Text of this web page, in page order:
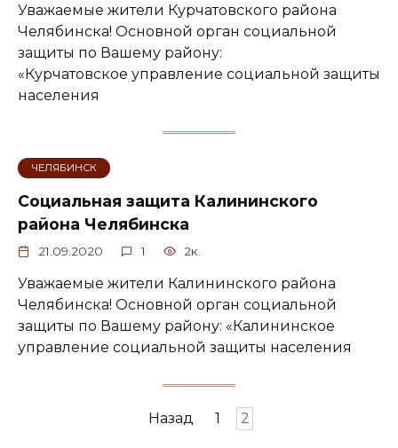
Уважаемые жители Курчатовского района
Челябинска! Основной орган социальной
защиты по Вашему району:
«Курчатовское управление социальной защиты
населения
ЧЕЛЯБИНСК
Социальная защита Калининского
района Челябинска
21.09.2020 1 2к.
Уважаемые жители Калининского района
Челябинска! Основной орган социальной
защиты по Вашему району: «Калининское
управление социальной защиты населения
Назад 1 2